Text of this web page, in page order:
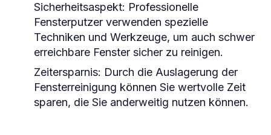
Sicherheitsaspekt: Professionelle
Fensterputzer verwenden spezielle
Techniken und Werkzeuge, um auch schwer
erreichbare Fenster sicher zu reinigen.
Zeitersparnis: Durch die Auslagerung der
Fensterreinigung können Sie wertvolle Zeit
sparen, die Sie anderweitig nutzen können.